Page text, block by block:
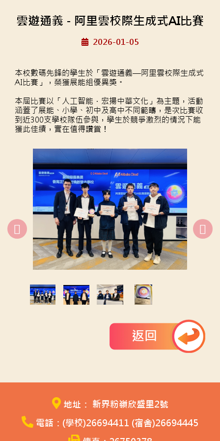
雲遊通義 - 阿里雲校際生成式AI比賽
2026-01-05
本校數碼先鋒的學生於「雲遊通義—阿里雲校際生成式
AI比賽」，榮獲展能組優異獎。
本屆比賽以「人工智能．宏揚中華文化」為主題，活動
涵蓋了展能、 小學、初中及高中不同範疇， 是次比賽收
到近300支學校隊伍參與， 學生於競爭激烈的情況下能
獲此佳績，實在值得讚賞！
返回
地址： 新界粉嶺欣盛里2號
電話：(學校)26694411 (宿舍)26694445